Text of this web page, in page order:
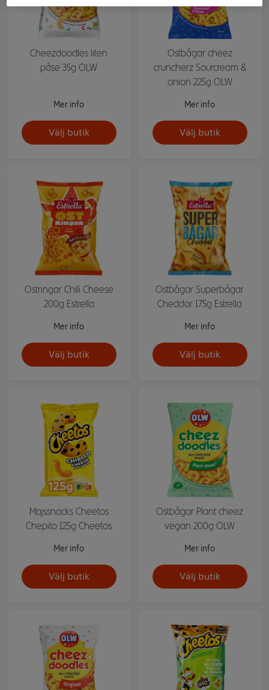
Cheezdoodles liten
påse 35g OLW
Mer info
Välj butik
Ostbågar cheez
cruncherz Sourcream &
onion 225g OLW
Mer info
Välj butik
Ostringar Chili Cheese
200g Estrella
Mer info
Välj butik
Ostbågar Superbågar
Cheddar 175g Estrella
Mer info
Välj butik
Majssnacks Cheetos
Chepito 125g Cheetos
Mer info
Välj butik
Ostbågar Plant cheez
vegan 200g OLW
Mer info
Välj butik